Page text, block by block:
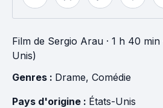
Film de Sergio Arau · 1 h 40 min
Unis)
Genres : Drame, Comédie
Pays d'origine : États-Unis